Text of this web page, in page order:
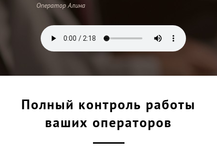
Оператор Алина
Полный контроль работы
ваших операторов